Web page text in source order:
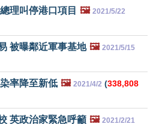
理叫停港口項目 🖼️ 2021/5/22
被曝鄰近軍事基地 🖼️ 2021/5/15
率降至新低 🖼️ 2021/4/2 (338,808
英政治家緊急呼籲 🖼️ 2021/2/21